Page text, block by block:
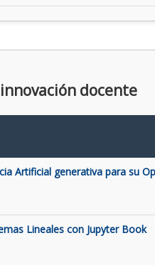
docente
Artificial generativa para su
Lineales con Jupyter Book